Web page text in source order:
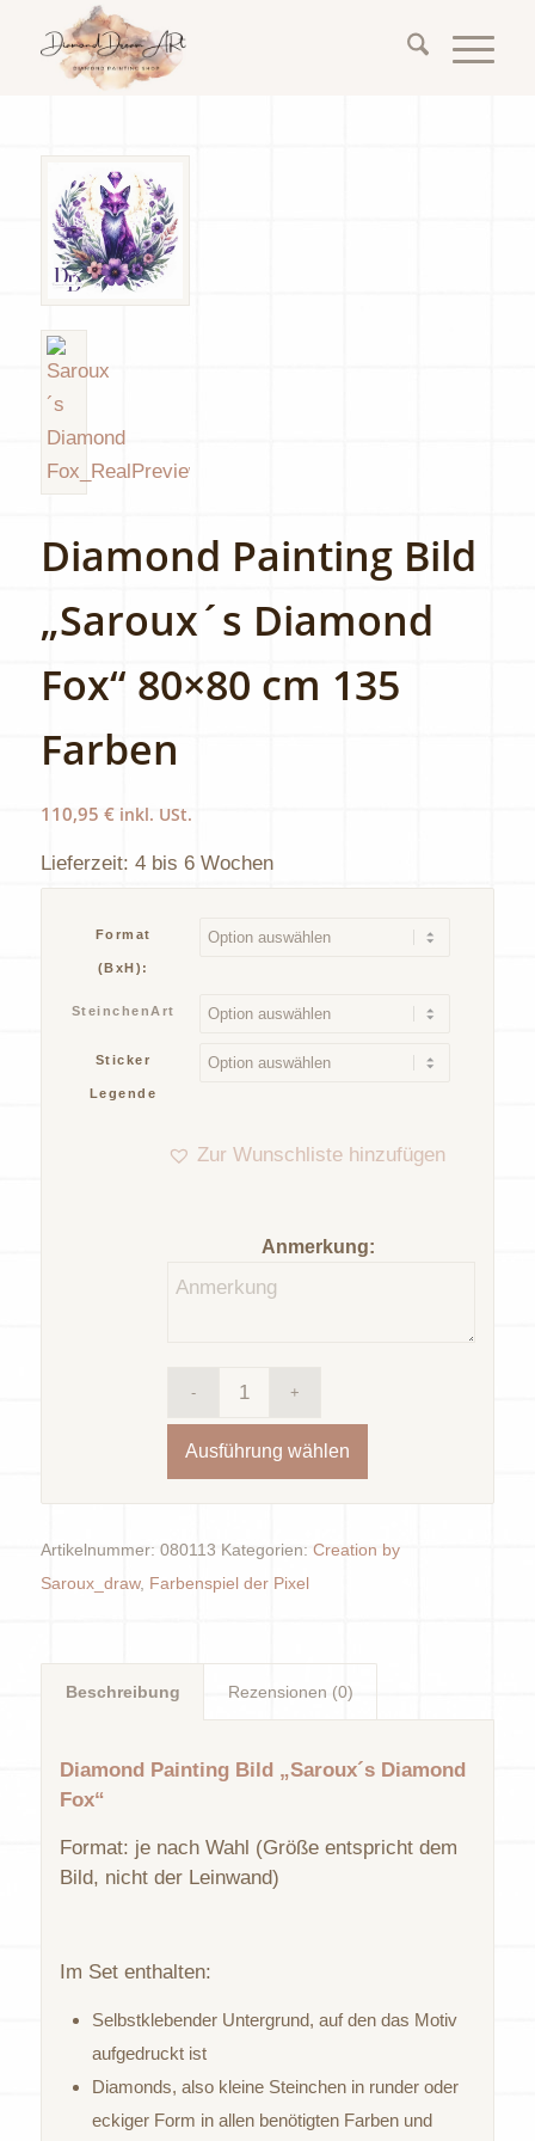
Diamond Painting Bild
„Saroux´s Diamond
Fox“ 80×80 cm 135
Farben
110,95 € inkl. USt.
Lieferzeit: 4 bis 6 Wochen
Format
(BxH):
SteinchenArt
Sticker
Legende
Zur Wunschliste hinzufügen
Anmerkung:
Ausführung wählen
Artikelnummer: 080113 Kategorien: Creation by
Saroux_draw, Farbenspiel der Pixel
Beschreibung Rezensionen (0)
Diamond Painting Bild „Saroux´s Diamond
Fox“
Format: je nach Wahl (Größe entspricht dem
Bild, nicht der Leinwand)
Im Set enthalten:
Selbstklebender Untergrund, auf den das Motiv
aufgedruckt ist
Diamonds, also kleine Steinchen in runder oder
eckiger Form in allen benötigten Farben und